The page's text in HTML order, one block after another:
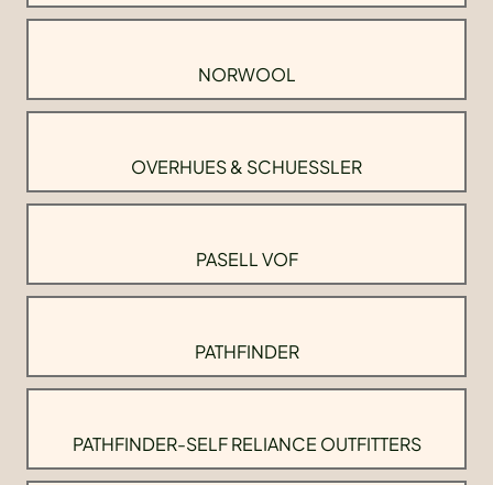
NORWOOL
OVERHUES & SCHUESSLER
PASELL VOF
PATHFINDER
PATHFINDER-SELF RELIANCE OUTFITTERS